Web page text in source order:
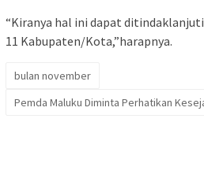
“Kiranya hal ini dapat
11 Kabupaten/Kota,”harapnya.
bulan november
Pemda Maluku Diminta Perhatikan